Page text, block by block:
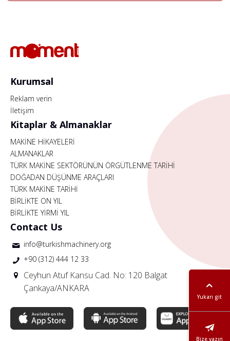
Yukarı git
Bize yazın
Kurumsal
Reklam verin
İletişim
Kitaplar & Almanaklar
MAKİNE HİKAYELERİ
ALMANAKLAR
TÜRK MAKİNE SEKTÖRÜNÜN ÖRGÜTLENME TARİHİ
DOĞADAN DÜŞÜNME ARAÇLARI
TÜRK MAKİNE TARİHİ
BİRLİKTE ON YIL
BİRLİKTE YİRMİ YIL
Contact Us
info@turkishmachinery.org
+90 (312) 444 12 33
Ceyhun Atuf Kansu Cad. No: 120 Balgat
Çankaya/ANKARA